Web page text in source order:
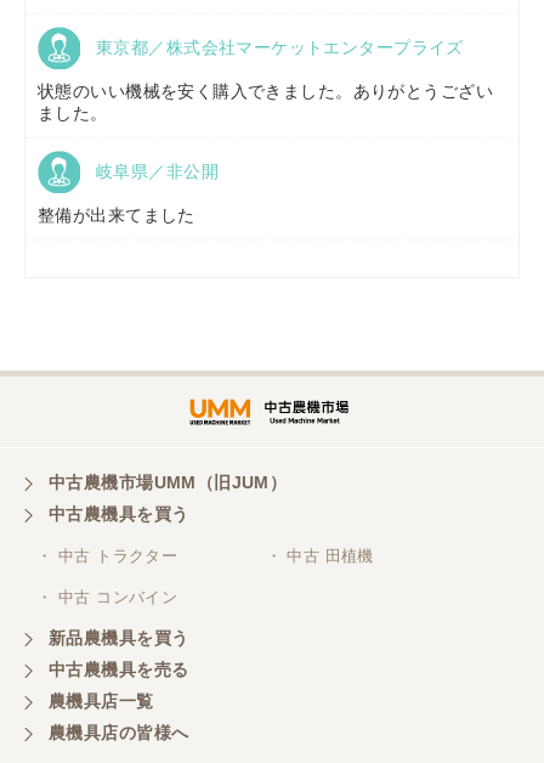
福島県／(有)草野商事
山形県／株式会社ノーキステージ
株式会社トミタモータース
三重県／株式会社 ケイ・エス・エンタープライズ
東京都／株式会社マーケットエンタープライズ
状態のいい機械を安く購入できました。ありがとうござい
ました。
岐阜県／非公開
整備が出来てました
中古農機市場UMM（旧JUM）
中古農機具を買う
・ 中古 トラクター ・ 中古 田植機
・ 中古 コンバイン
新品農機具を買う
中古農機具を売る
農機具店一覧
農機具店の皆様へ